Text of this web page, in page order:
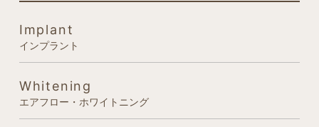
Implant
インプラント
Whitening
エアフロー・ホワイトニング